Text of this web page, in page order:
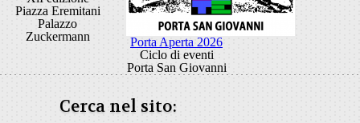
Piazza Eremitani
Palazzo
Zuckermann
Porta Aperta 2026
Ciclo di eventi
Porta San Giovanni
Cerca nel sito: